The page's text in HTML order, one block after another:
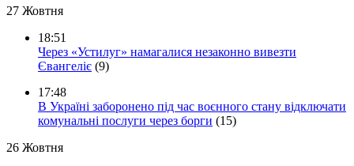
27 Жовтня
18:51
Через «Устилуг» намагалися незаконно вивезти
Євангеліє (9)
17:48
В Україні заборонено під час воєнного стану відключати
комунальні послуги через борги (15)
26 Жовтня